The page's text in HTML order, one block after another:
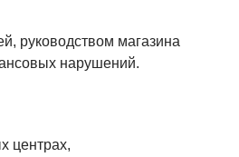
руководством магазина
нарушений.
центрах,